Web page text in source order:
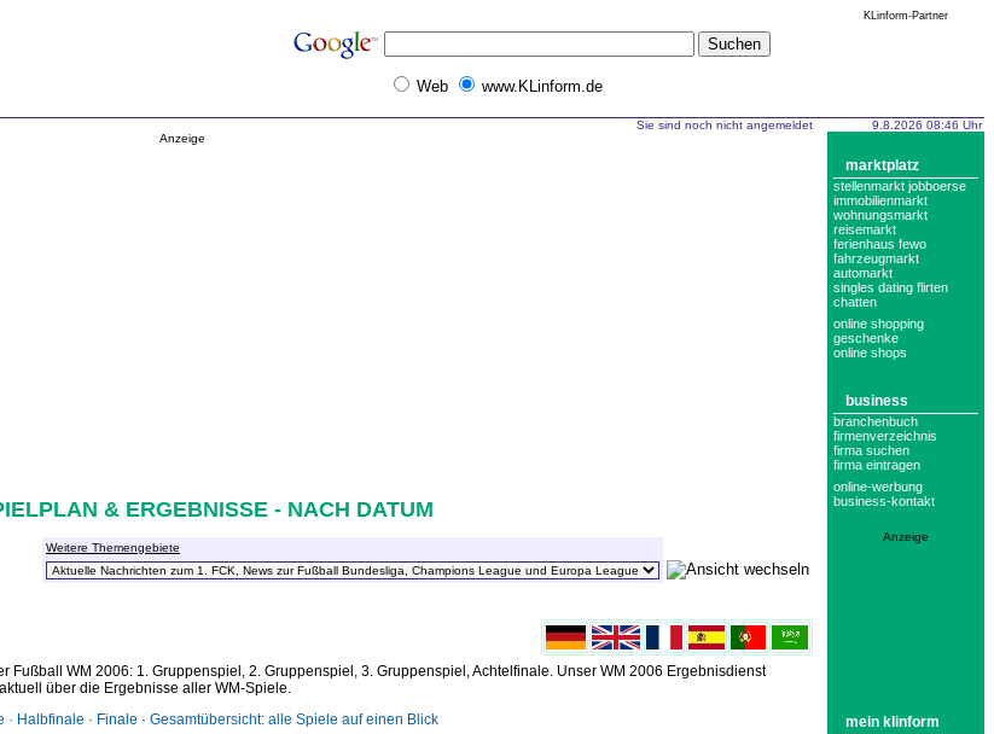
KLinform-Partner
Web www.KLinform.de
Sie sind noch nicht angemeldet
Anzeige
& ERGEBNISSE - NACH DATUM
Weitere Themengebiete
WM 2006: 1. Gruppenspiel, 2. Gruppenspiel, 3. Gruppenspiel, Achtelfinale. Unser WM 2006 Ergebnisdienst
über die Ergebnisse aller WM-Spiele.
· Halbfinale · Finale · Gesamtübersicht: alle Spiele auf einen Blick
9.8.2026 08:46 Uhr
marktplatz
stellenmarkt jobboerse
immobilienmarkt
wohnungsmarkt
reisemarkt
ferienhaus fewo
fahrzeugmarkt
automarkt
singles dating flirten
chatten
online shopping
geschenke
online shops
business
branchenbuch
firmenverzeichnis
firma suchen
firma eintragen
online-werbung
business-kontakt
Anzeige
mein klinform